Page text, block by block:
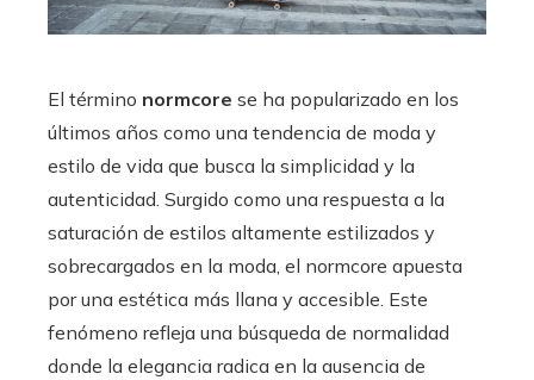
El término normcore se ha popularizado en los
últimos años como una tendencia de moda y
estilo de vida que busca la simplicidad y la
autenticidad. Surgido como una respuesta a la
saturación de estilos altamente estilizados y
sobrecargados en la moda, el normcore apuesta
por una estética más llana y accesible. Este
fenómeno refleja una búsqueda de normalidad
donde la elegancia radica en la ausencia de